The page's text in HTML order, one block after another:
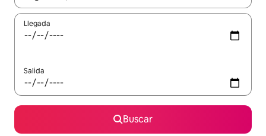
Llegada
Salida
Buscar